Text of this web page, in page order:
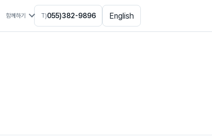
함께하기 T)055)382-9896 English